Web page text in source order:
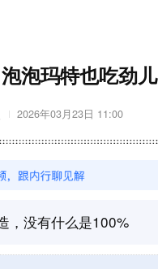
泡玛特也吃劲儿
2026年03月23日 11:00
，没有什么是100%